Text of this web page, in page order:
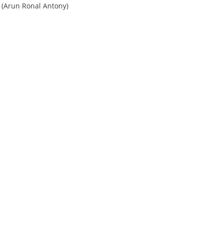
(Arun Ronal Antony)